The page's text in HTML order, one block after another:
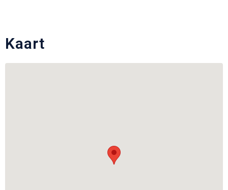
Kaart